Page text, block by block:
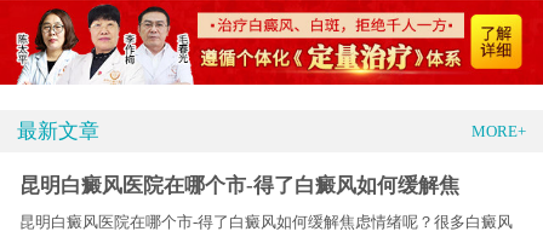
最新文章 MORE+
昆明白癜风医院在哪个市-得了白癜风如何缓解焦
昆明白癜风医院在哪个市-得了白癜风如何缓解焦虑情绪呢？很多白癜风